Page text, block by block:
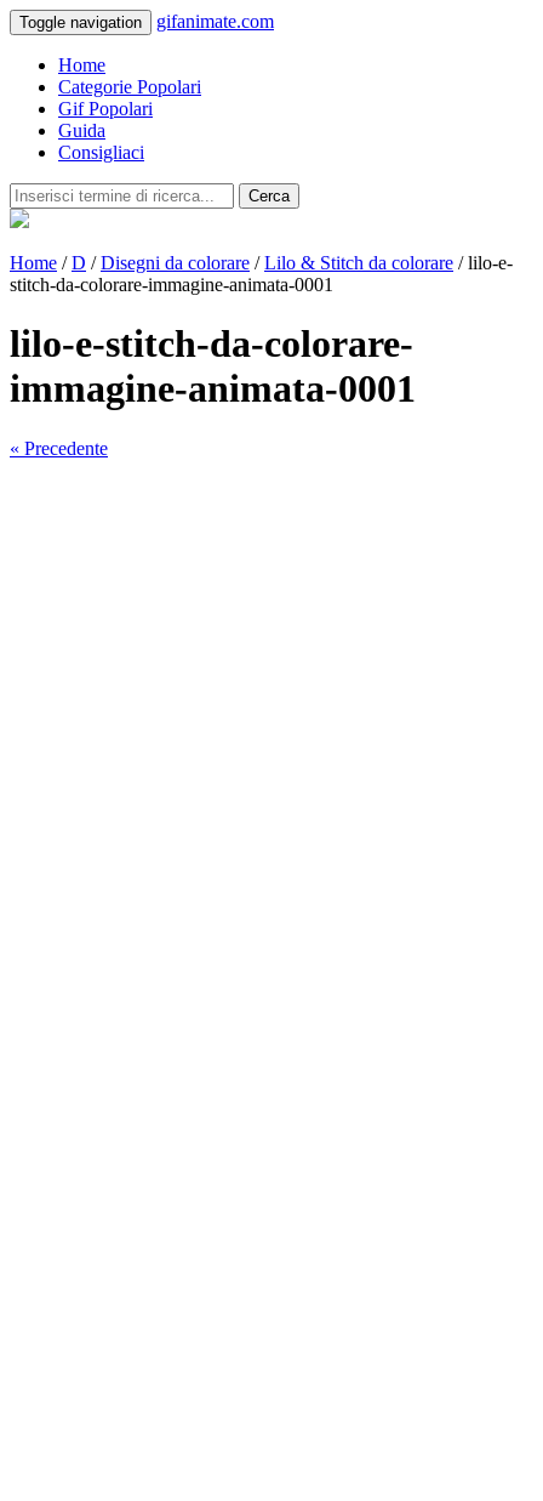
Toggle navigation gifanimate.com
Home
Categorie Popolari
Gif Popolari
Guida
Consigliaci
Cerca
Home /D /Disegni da colorare /Lilo & Stitch da colorare / lilo-e-
stitch-da-colorare-immagine-animata-0001
lilo-e-stitch-da-colorare-
immagine-animata-0001
« Precedente